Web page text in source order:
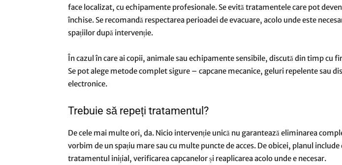
face localizat, cu echipamente profesionale. Se evită tratamentele care pot
închise. Se recomandă respectarea perioadei de evacuare, acolo unde este
spațiilor după intervenție.
În cazul în care ai copii, animale sau echipamente sensibile, discută din timp cu
Se pot alege metode complet sigure – capcane mecanice, geluri repelente sau
electronice.
Trebuie să repeți tratamentul?
De cele mai multe ori, da. Nicio intervenție unică nu garantează eliminarea
vorbim de un spațiu mare sau cu multe puncte de acces. De obicei, planul include
tratamentul inițial, verificarea capcanelor și reaplicarea acolo unde e necesar.